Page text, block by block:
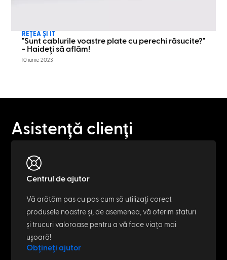
REȚEA ȘI IT
"Sunt cablurile voastre plate cu perechi răsucite?"
- Haideți să aflăm!
10 iunie 2023
Asistență clienți
Centrul de ajutor
Vă arătăm pas cu pas cum să utilizați corect
produsele noastre și, de asemenea, vă oferim sfaturi
și trucuri valoroase pentru a vă face viața mai
ușoară!
Obțineți ajutor